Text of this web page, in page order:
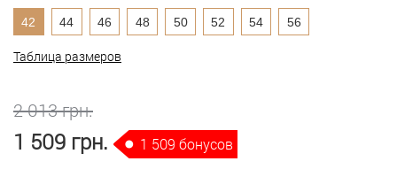
42 44 46 48 50 52 54 56
Таблица размеров
2 013 грн.
1 509 грн. 1 509 бонусов